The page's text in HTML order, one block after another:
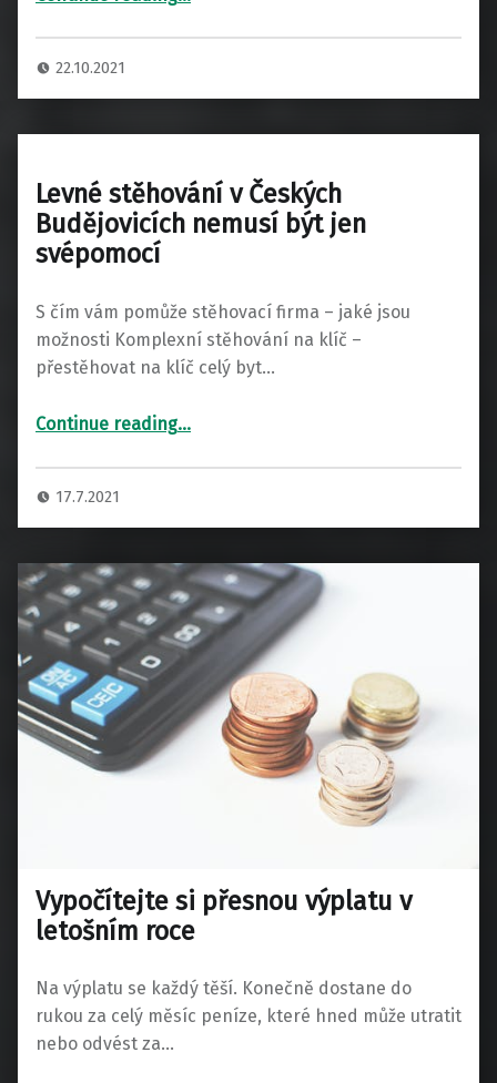
22.10.2021
Levné stěhování v Českých
Budějovicích nemusí být jen
svépomocí
S čím vám pomůže stěhovací firma – jaké jsou
možnosti Komplexní stěhování na klíč –
přestěhovat na klíč celý byt…
Continue reading“Levné stěhování v Českých Budějovicích nemusí být jen svépomocí”
…
17.7.2021
Vypočítejte si přesnou výplatu v
letošním roce
Na výplatu se každý těší. Konečně dostane do
rukou za celý měsíc peníze, které hned může utratit
nebo odvést za…